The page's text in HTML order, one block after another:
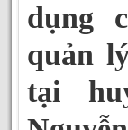
dụng
quản
tại